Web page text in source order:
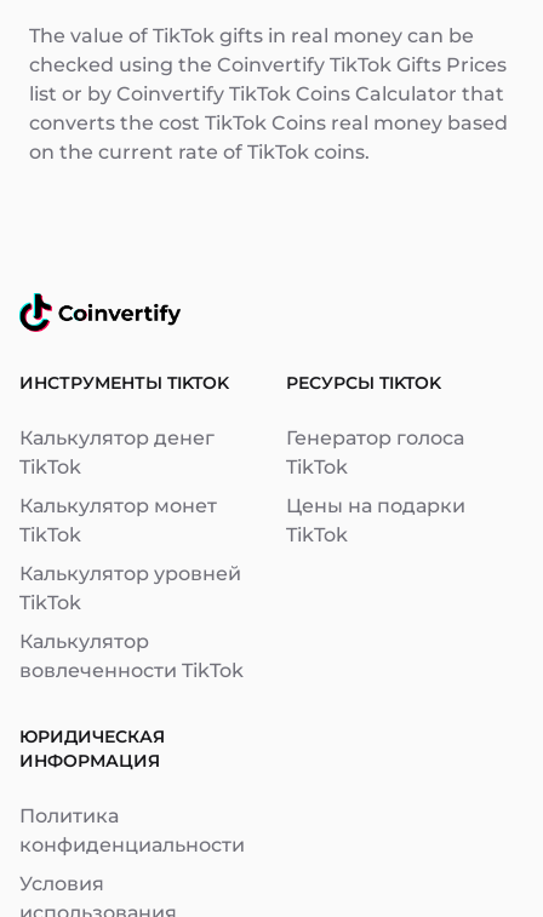
The value of TikTok gifts in real money can be
checked using the Coinvertify TikTok Gifts Prices
list or by Coinvertify TikTok Coins Calculator that
converts the cost TikTok Coins real money based
on the current rate of TikTok coins.
ИНСТРУМЕНТЫ TIKTOK
Калькулятор денег
TikTok
Калькулятор монет
TikTok
Калькулятор уровней
TikTok
Калькулятор
вовлеченности TikTok
РЕСУРСЫ TIKTOK
Генератор голоса
TikTok
Цены на подарки
TikTok
ЮРИДИЧЕСКАЯ
ИНФОРМАЦИЯ
Политика
конфиденциальности
Условия